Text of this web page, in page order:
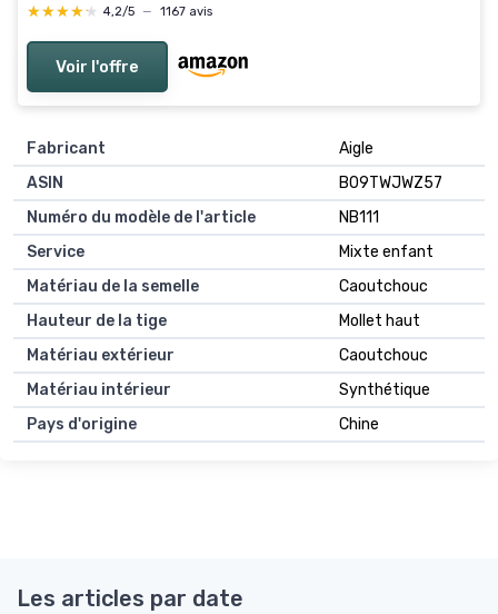
★★★★★
★★★★★ 4,2/5 — 1167 avis
Voir l'offre
Fabricant
Aigle
ASIN
B09TWJWZ57
Numéro du modèle de l'article
NB111
Service
Mixte enfant
Matériau de la semelle
Caoutchouc
Hauteur de la tige
Mollet haut
Matériau extérieur
Caoutchouc
Matériau intérieur
Synthétique
Pays d'origine
Chine
Les articles par date